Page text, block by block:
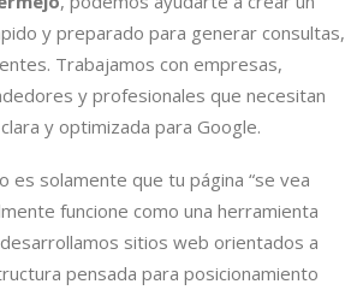
y preparado para generar consultas,
Trabajamos con empresas,
y profesionales que necesitan
y optimizada para Google.
es solamente que tu página “se vea
funcione como una herramienta
sitios web orientados a
pensada para posicionamiento